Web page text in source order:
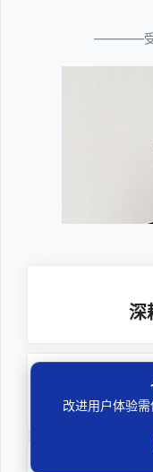
————受
深
全
改进用户体验